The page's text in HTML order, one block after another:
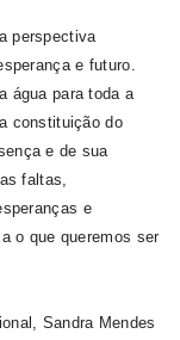
perspectiva
e futuro.
água para toda a
constituição do
e de sua
faltas,
e
o que queremos ser
Sandra Mendes